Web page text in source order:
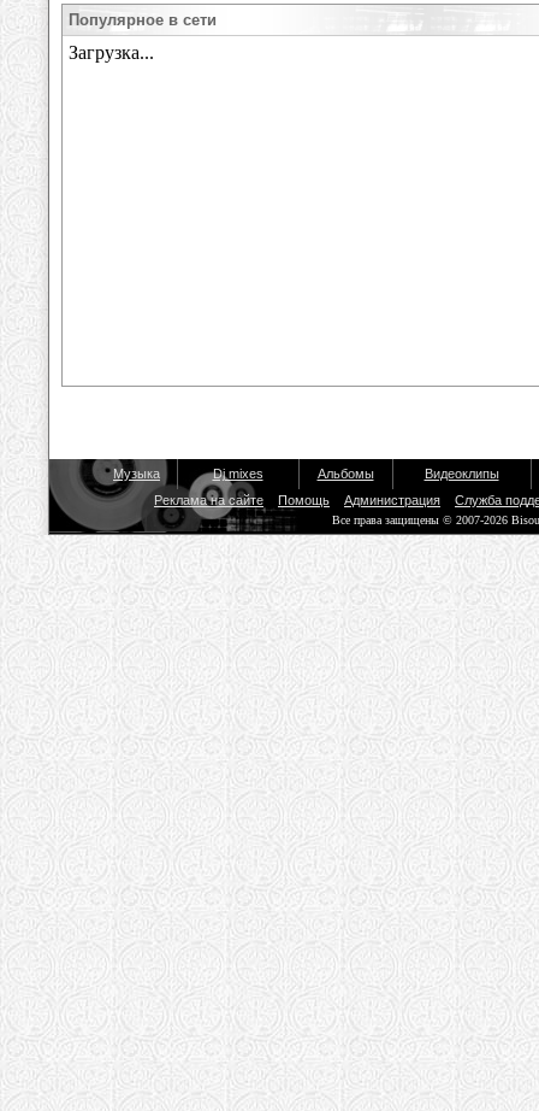
Популярное в сети
Музыка Dj mixes Альбомы
Видеоклипы
Реклама на сайте
Помощь Администрация Служба
Все права защищены © 2007-2026